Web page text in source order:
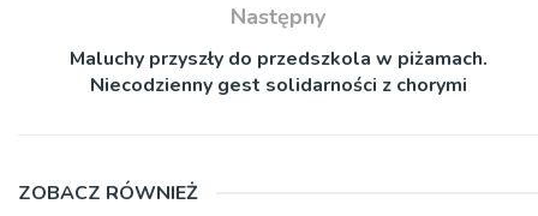
Następny
Maluchy przyszły do przedszkola w piżamach.
Niecodzienny gest solidarności z chorymi
ZOBACZ RÓWNIEŻ